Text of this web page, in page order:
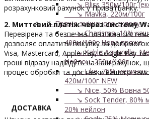
↘ Bliss 350м/100г
↘ Mavka, 220м/100г
- Пряжа змішаного складу+
↘ Charisma, 10%
400м/100г Нова пряжа
↘ Kable Aquarelle,
Нейлон, 250м/100г
↘ Like, 75% меринос
420м/100г NEW
↘ Nice, 50% Вовна
↘ Sock Tender, 80%
20% нейлон
розрахунковий рахунок у ПриватБанку.
2. Миттєвий платіж через систему
Перевірена та безпечна платіжна
дозволяє оплатити покупку за
Visa, Mastercard, Apple Pay, Google Pay та
гроші відразу надійдуть на наш рахунок,
процес обробки та доставки вашого
ДОСТАВКА